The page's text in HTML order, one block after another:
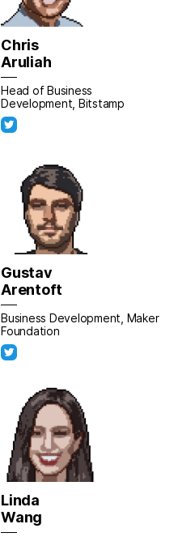
Chris
Aruliah
Head of Business
Development, Bitstamp
Gustav
Arentoft
Business Development, Maker
Foundation
Linda
Wang